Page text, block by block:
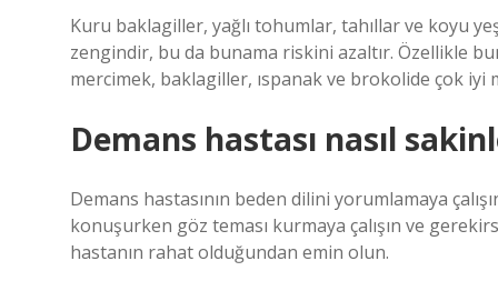
Kuru baklagiller, yağlı tohumlar, tahıllar ve koyu
zengindir, bu da bunama riskini azaltır. Özellikle
mercimek, baklagiller, ıspanak ve brokolide çok
Demans hastası nasıl
Demans hastasının beden dilini yorumlamaya
konuşurken göz teması kurmaya çalışın ve
hastanın rahat olduğundan emin olun.